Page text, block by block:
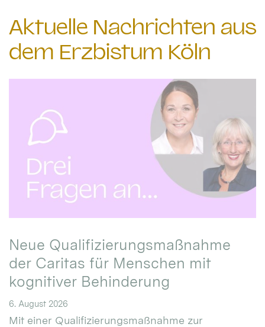
Aktuelle Nachrichten aus
dem Erzbistum Köln
Neue Qualifizierungsmaßnahme
der Caritas für Menschen mit
kognitiver Behinderung
6. August 2026
Mit einer Qualifizierungsmaßnahme zur